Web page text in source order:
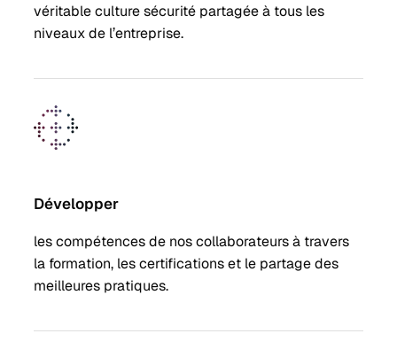
véritable culture sécurité partagée à tous les
niveaux de l’entreprise.
Développer
les compétences de nos collaborateurs à travers
la formation, les certifications et le partage des
meilleures pratiques.